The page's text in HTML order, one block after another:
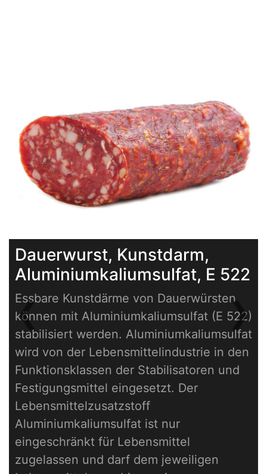
Dauerwurst, Kunstdarm,
Aluminiumkaliumsulfat, E 522
Essbare Kunstdärme von Dauerwürsten
können mit Aluminiumkaliumsulfat (E 522)
stabilisiert werden. Aluminiumkaliumsulfat
wird von der Lebensmittelindustrie in den
Funktionsklassen der Stabilisatoren und
Festigungsmittel eingesetzt. Der
Lebensmittelzusatzstoff
Aluminiumkaliumsulfat ist nur
eingeschränkt für Lebensmittel
zugelassen und darf dem jeweiligen
❮Previous ❯
Next